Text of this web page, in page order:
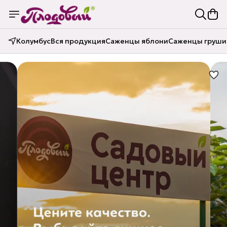
КолумбусВся продукцияСаженцы яблониСаженцы груши